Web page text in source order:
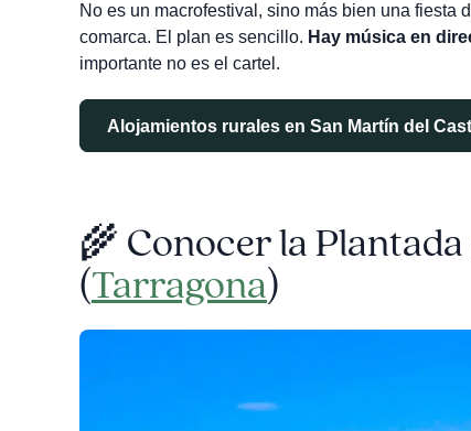
No es un macrofestival, sino más bien una fiesta
comarca. El plan es sencillo. Hay música en
importante no es el cartel.
Alojamientos rurales en San Martín del
🌾 Conocer la
(Tarragona)